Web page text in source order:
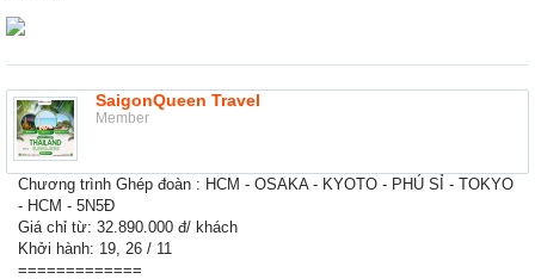
SaigonQueen Travel
Member
Chương trình Ghép đoàn : HCM - OSAKA - KYOTO - PHÚ SỈ - TOKYO
- HCM - 5N5Đ
Giá chỉ từ: 32.890.000 đ/ khách
Khởi hành: 19, 26 / 11
=============